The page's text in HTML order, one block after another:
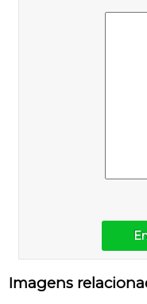
Imagens